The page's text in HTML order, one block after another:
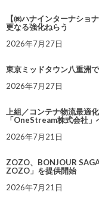
【㈱ハナインターナショ
更なる強化ねらう
2026年7月27日
東京ミッドタウン八重洲
2026年7月27日
上組／コンテナ物流最適
「OneStream株式会社
2026年7月21日
ZOZO、BONJOUR
ZOZO」を提供開始
2026年7月21日